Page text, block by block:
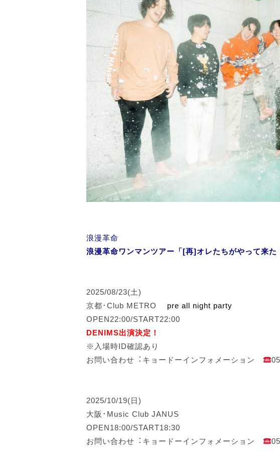
浪漫革命
浪漫革命ワンマンツアー「[再]オレたちがやって来た
2025/08/23(土)
京都･Club METRO pre all night party
OPEN22:00/START22:00
DENIMS出演決定！
※入場時ID確認あり
お問い合わせ︓キョードーインフォメーション
2025/10/19(日)
大阪･Music Club JANUS
OPEN18:00/START18:30
お問い合わせ︓キョードーインフォメーション